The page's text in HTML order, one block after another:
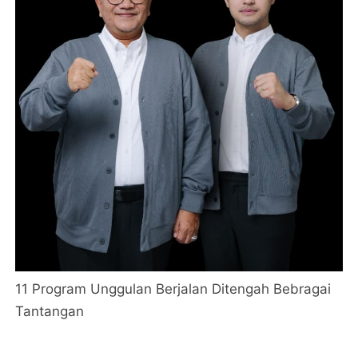
11 Program Unggulan Berjalan Ditengah Bebragai
Tantangan